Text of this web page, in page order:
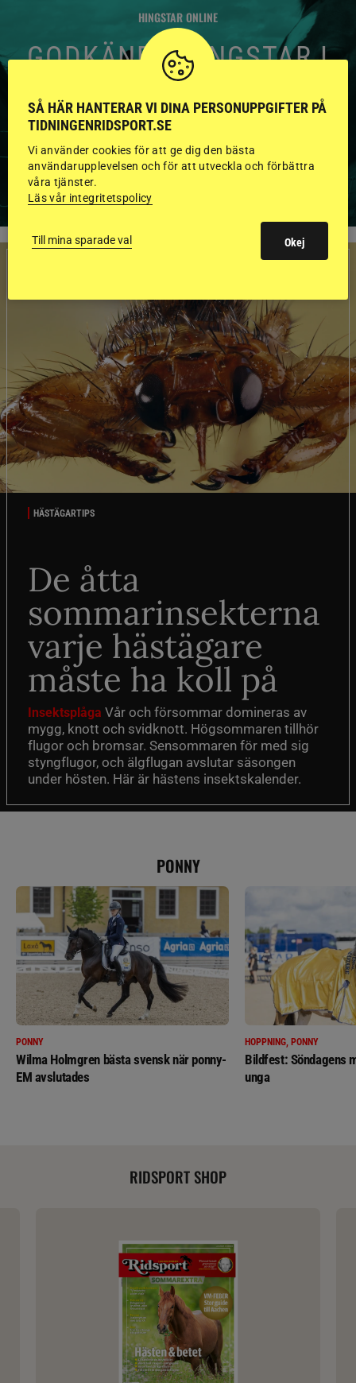
HINGSTAR ONLINE
GODKÄNDA HINGSTAR I
FLERA KATEGORIER MED
BILDER OCH FAKTA
HÄSTÄGARTIPS
De åtta
sommarinsekterna
varje hästägare
måste ha koll på
Insektsplåga Vår och försommar domineras av
mygg, knott och svidknott. Högsommaren tillhör
flugor och bromsar. Sensommaren för med sig
styngflugor, och älgflugan avslutar säsongen
under hösten. Här är hästens insektskalender.
PONNY
PONNY
Wilma Holmgren bästa svensk när ponny-
EM avslutades
HOPPNING, PONNY
Bildfest: Söndagens
unga
RIDSPORT SHOP
SÅ HÄR HANTERAR VI DINA PERSONUPPGIFTER PÅ
TIDNINGENRIDSPORT.SE
Vi använder cookies för att ge dig den bästa
användarupplevelsen och för att utveckla och förbättra
våra tjänster.
Läs vår integritetspolicy
Till mina sparade val Okej